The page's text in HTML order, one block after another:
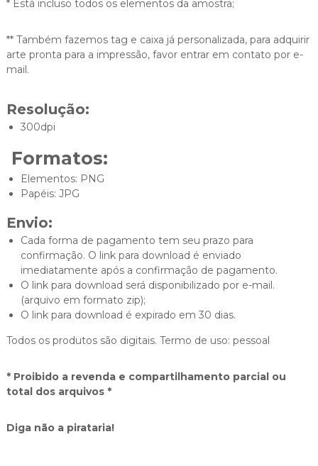
* Está incluso todos os elementos da amostra;
** Também fazemos tag e caixa já personalizada, para adquirir
arte pronta para a impressão, favor entrar em contato por e-
mail.
Resolução:
300dpi
Formatos:
Elementos: PNG
Papéis: JPG
Envio:
Cada forma de pagamento tem seu prazo para
confirmação. O link para download é enviado
imediatamente após a confirmação de pagamento.
O link para download será disponibilizado por e-mail.
(arquivo em formato zip);
O link para download é expirado em 30 dias.
Todos os produtos são digitais. Termo de uso: pessoal
* Proibido a revenda e compartilhamento parcial ou
total dos arquivos *
Diga não a pirataria!